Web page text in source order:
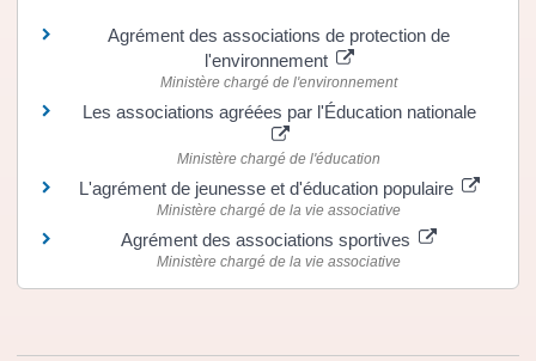
Agrément des associations de protection de
l'environnement
Ministère chargé de l'environnement
Les associations agréées par l'Éducation nationale
Ministère chargé de l'éducation
L'agrément de jeunesse et d'éducation populaire
Ministère chargé de la vie associative
Agrément des associations sportives
Ministère chargé de la vie associative